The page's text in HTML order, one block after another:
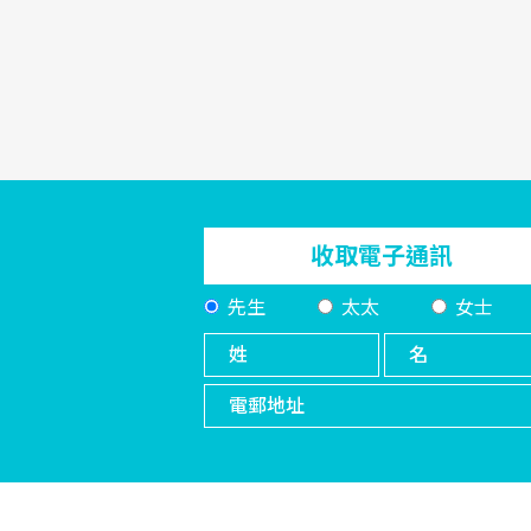
收取電子通訊
先生 太太 女士